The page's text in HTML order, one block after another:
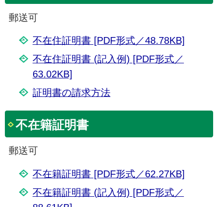
郵送可
不在住証明書 [PDF形式／48.78KB]
不在住証明書 (記入例) [PDF形式／
63.02KB]
証明書の請求方法
不在籍証明書
郵送可
不在籍証明書 [PDF形式／62.27KB]
不在籍証明書 (記入例) [PDF形式／